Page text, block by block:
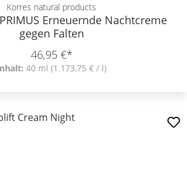
Korres natural products
Erneuernde Nachtcreme
gegen Falten
46,95 €*
40 ml (1.173,75 € / l)